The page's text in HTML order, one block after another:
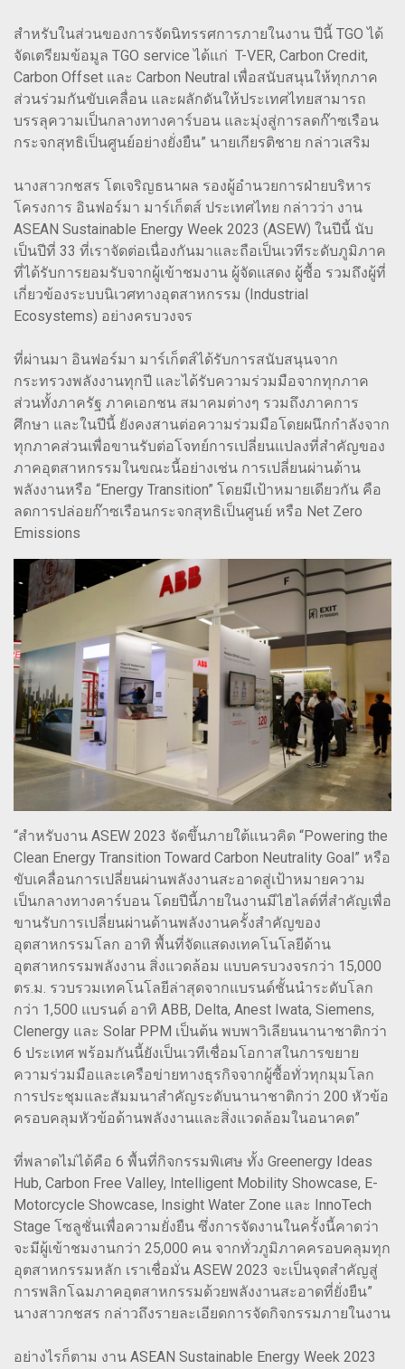
สำหรับในส่วนของการจัดนิทรรศการภายในงาน ปีนี้ TGO ได้
จัดเตรียมข้อมูล TGO service ได้แก่ T-VER, Carbon Credit,
Carbon Offset และ Carbon Neutral เพื่อสนับสนุนให้ทุกภาค
ส่วนร่วมกันขับเคลื่อน และผลักดันให้ประเทศไทยสามารถ
บรรลุความเป็นกลางทางคาร์บอน และมุ่งสู่การลดก๊าซเรือน
กระจกสุทธิเป็นศูนย์อย่างยั่งยืน” นายเกียรติชาย กล่าวเสริม
นางสาวกชสร โตเจริญธนาผล รองผู้อำนวยการฝ่ายบริหาร
โครงการ อินฟอร์มา มาร์เก็ตส์ ประเทศไทย กล่าวว่า งาน
ASEAN Sustainable Energy Week 2023 (ASEW) ในปีนี้ นับ
เป็นปีที่ 33 ที่เราจัดต่อเนื่องกันมาและถือเป็นเวทีระดับภูมิภาค
ที่ได้รับการยอมรับจากผู้เข้าชมงาน ผู้จัดแสดง ผู้ซื้อ รวมถึงผู้ที่
เกี่ยวข้องระบบนิเวศทางอุตสาหกรรม (Industrial
Ecosystems) อย่างครบวงจร
ที่ผ่านมา อินฟอร์มา มาร์เก็ตส์ได้รับการสนับสนุนจาก
กระทรวงพลังงานทุกปี และได้รับความร่วมมือจากทุกภาค
ส่วนทั้งภาครัฐ ภาคเอกชน สมาคมต่างๆ รวมถึงภาคการ
ศึกษา และในปีนี้ ยังคงสานต่อความร่วมมือโดยผนึกกำลังจาก
ทุกภาคส่วนเพื่อขานรับต่อโจทย์การเปลี่ยนแปลงที่สำคัญของ
ภาคอุตสาหกรรมในขณะนี้อย่างเช่น การเปลี่ยนผ่านด้าน
พลังงานหรือ “Energy Transition” โดยมีเป้าหมายเดียวกัน คือ
ลดการปล่อยก๊าซเรือนกระจกสุทธิเป็นศูนย์ หรือ Net Zero
Emissions
“สำหรับงาน ASEW 2023 จัดขึ้นภายใต้แนวคิด “Powering the
Clean Energy Transition Toward Carbon Neutrality Goal” หรือ
ขับเคลื่อนการเปลี่ยนผ่านพลังงานสะอาดสู่เป้าหมายความ
เป็นกลางทางคาร์บอน โดยปีนี้ภายในงานมีไฮไลต์ที่สำคัญเพื่อ
ขานรับการเปลี่ยนผ่านด้านพลังงานครั้งสำคัญของ
อุตสาหกรรมโลก อาทิ พื้นที่จัดแสดงเทคโนโลยีด้าน
อุตสาหกรรมพลังงาน สิ่งแวดล้อม แบบครบวงจรกว่า 15,000
ตร.ม. รวบรวมเทคโนโลยีล่าสุดจากแบรนด์ชั้นนำระดับโลก
กว่า 1,500 แบรนด์ อาทิ ABB, Delta, Anest Iwata, Siemens,
Clenergy และ Solar PPM เป็นต้น พบพาวิเลียนนานาชาติกว่า
6 ประเทศ พร้อมกันนี้ยังเป็นเวทีเชื่อมโอกาสในการขยาย
ความร่วมมือและเครือข่ายทางธุรกิจจากผู้ซื้อทั่วทุกมุมโลก
การประชุมและสัมมนาสำคัญระดับนานาชาติกว่า 200 หัวข้อ
ครอบคลุมหัวข้อด้านพลังงานและสิ่งแวดล้อมในอนาคต”
ที่พลาดไม่ได้คือ 6 พื้นที่กิจกรรมพิเศษ ทั้ง Greenergy Ideas
Hub, Carbon Free Valley, Intelligent Mobility Showcase, E-
Motorcycle Showcase, Insight Water Zone และ InnoTech
Stage โซลูชั่นเพื่อความยั่งยืน ซึ่งการจัดงานในครั้งนี้คาดว่า
จะมีผู้เข้าชมงานกว่า 25,000 คน จากทั่วภูมิภาคครอบคลุมทุก
อุตสาหกรรมหลัก เราเชื่อมั่น ASEW 2023 จะเป็นจุดสำคัญสู่
การพลิกโฉมภาคอุตสาหกรรมด้วยพลังงานสะอาดที่ยั่งยืน”
นางสาวกชสร กล่าวถึงรายละเอียดการจัดกิจกรรมภายในงาน
อย่างไรก็ตาม งาน ASEAN Sustainable Energy Week 2023